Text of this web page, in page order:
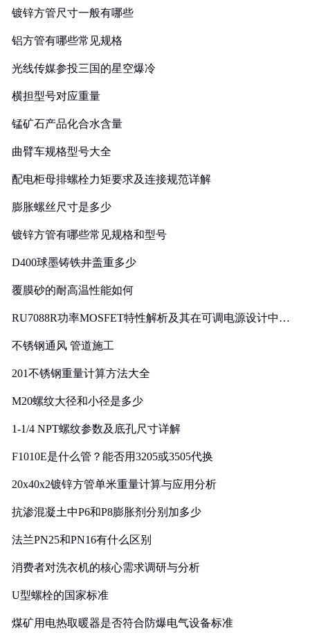
镀锌方管尺寸一般有哪些
铝方管有哪些常见规格
光线传媒参投三国的星空爆冷
横担型号对应重量
锰矿石产品化合水含量
曲臂车规格型号大全
配电柜母排螺栓力矩要求及连接规范详解
膨胀螺丝尺寸是多少
镀锌方管有哪些常见规格和型号
D400球墨铸铁井盖重多少
覆膜砂的耐高温性能如何
RU7088R功率MOSFET特性解析及其在可调电源设计中的
不锈钢通风 管道施工
201不锈钢重量计算方法大全
M20螺纹大径和小径是多少
1-1/4 NPT螺纹参数及底孔尺寸详解
F1010E是什么管？能否用3205或3505代换
20x40x2镀锌方管单米重量计算与应用分析
抗渗混凝土中P6和P8膨胀剂分别加多少
法兰PN25和PN16有什么区别
消费者对洗衣机的核心需求调研与分析
U型螺栓的国家标准
煤矿用电热取暖器是否符合防爆电气设备标准